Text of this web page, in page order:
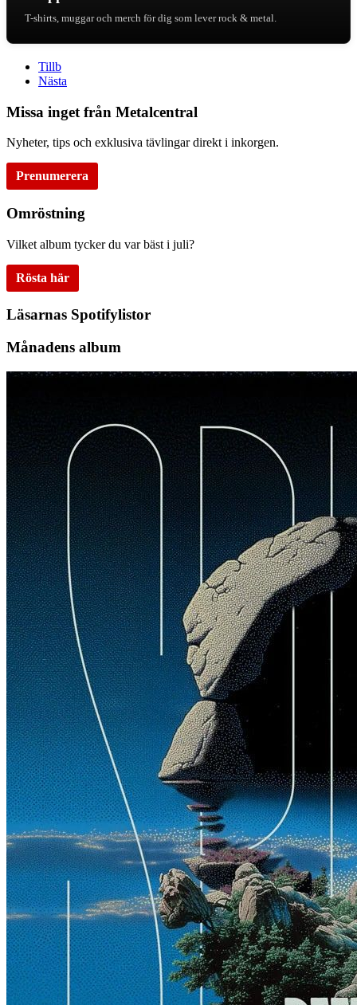
T-shirts, muggar och merch för dig som lever rock & metal.
Tillb
Nästa
Missa inget från Metalcentral
Nyheter, tips och exklusiva tävlingar direkt i inkorgen.
Prenumerera
Omröstning
Vilket album tycker du var bäst i juli?
Rösta här
Läsarnas Spotifylistor
Månadens album